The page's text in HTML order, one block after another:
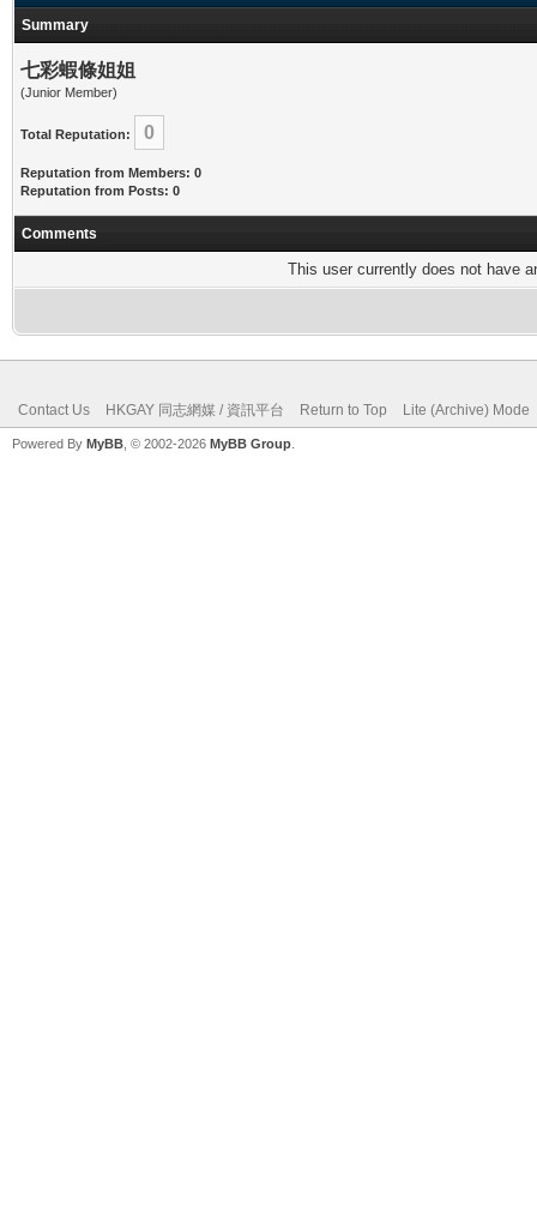
Summary
七彩蝦條姐姐
(Junior Member)
Total Reputation: 0
Reputation from Members: 0
Reputation from Posts: 0
Comments
This user currently does not have
Contact Us HKGAY 同志網媒 / 資訊平台 Return to Top Lite (Archive) Mode
Powered By MyBB , © 2002-2026 MyBB Group